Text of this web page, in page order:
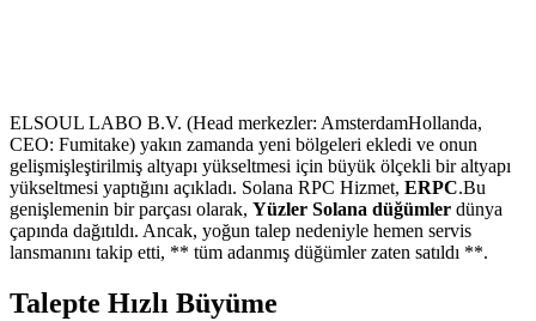
ELSOUL LABO B.V. (Head merkezler: AmsterdamHollanda,
CEO: Fumitake) yakın zamanda yeni bölgeleri ekledi ve onun
gelişmişleştirilmiş altyapı yükseltmesi için büyük ölçekli bir altyapı
yükseltmesi yaptığını açıkladı. Solana RPC Hizmet, ERPC.Bu
genişlemenin bir parçası olarak, Yüzler Solana düğümler dünya
çapında dağıtıldı. Ancak, yoğun talep nedeniyle hemen servis
lansmanını takip etti, ** tüm adanmış düğümler zaten satıldı **.
Talepte Hızlı Büyüme